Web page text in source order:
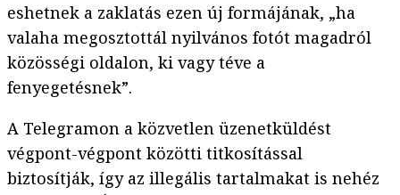
eshetnek a zaklatás ezen új formájának, „ha
valaha megosztottál nyilvános fotót magadról
közösségi oldalon, ki vagy téve a
fenyegetésnek”.
A Telegramon a közvetlen üzenetküldést
végpont-végpont közötti titkosítással
biztosítják, így az illegális tartalmakat is nehéz